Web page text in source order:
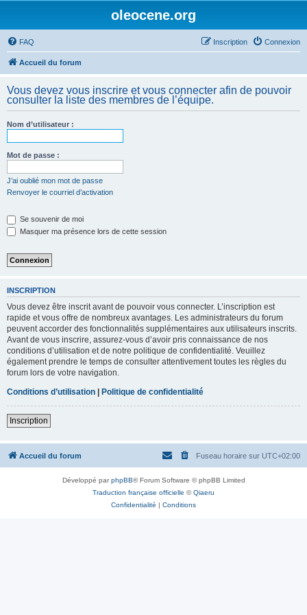
oleocene.org
FAQ Connexion
Inscription
Accueil du forum
Vous devez vous inscrire et vous connecter afin de pouvoir
consulter la liste des membres de l’équipe.
Nom d’utilisateur :
Mot de passe :
J’ai oublié mon mot de passe
Renvoyer le courriel d’activation
Se souvenir de moi
Masquer ma présence lors de cette session
INSCRIPTION
Vous devez être inscrit avant de pouvoir vous connecter. L’inscription est
rapide et vous offre de nombreux avantages. Les administrateurs du forum
peuvent accorder des fonctionnalités supplémentaires aux utilisateurs inscrits.
Avant de vous inscrire, assurez-vous d’avoir pris connaissance de nos
conditions d’utilisation et de notre politique de confidentialité. Veuillez
également prendre le temps de consulter attentivement toutes les règles du
forum lors de votre navigation.
Conditions d’utilisation | Politique de confidentialité
Inscription
Accueil du forum Fuseau horaire sur UTC+02:00
Développé parphpBB® Forum Software © phpBB Limited
Traduction française officielle ©Qiaeru
Confidentialité | Conditions